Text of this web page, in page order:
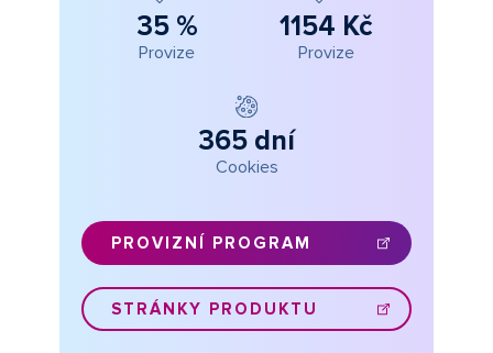
35 %
Provize
1154 Kč
Provize
365 dní
Cookies
PROVIZNÍ PROGRAM
STRÁNKY PRODUKTU